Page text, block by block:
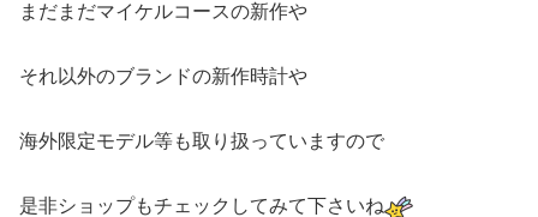
まだまだマイケルコースの新作や
それ以外のブランドの新作時計や
海外限定モデル等も取り扱っていますので
是非ショップもチェックしてみて下さいね